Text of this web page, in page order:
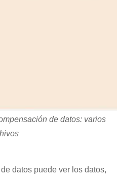
de datos: varios
datos puede ver los datos,